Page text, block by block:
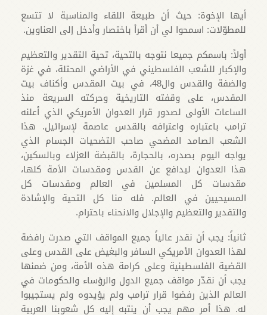
أيها الإخوة: حيث أن طبيعة اللقاء والمناسبة لا تتسع
للمطوّلات: اسمحوا لي أن أقرأ باختصار وأدخل إلى العناوين.
أولاً: باسمكم جميعا نتوجه بالتحية، تحية التقدير والتعظيم
والإكبار للشعب الفلسطيني في الأراضي المحتلة، في غزة
والضفة والقدس وال48، في بيت المقدس وأكناف بيت
المقدس، على وقفته التاريخية وحركته السريعة منذ
الساعات الأولى لصدور قرار العدوان الأمريكي الذي أعلنه
ترامب باعتباره واعترافه بالقدس عاصمة لإسرائيل. هذا
الشعب الصامد المضحي صاحب التضحيات الجسام الذي
يواجه اليوم بصدره، بالحجارة، بالقبضة العزلاء وبالسكين،
هذا العدوان ليدافع عن القدس ومقدسات الأمة كلها،
مقدسات كل المسلمين في العالم ومقدسات كل
المسيحيين في العالم. فله منا كل التحية والإشادة
والتقدير والتعظيم والإجلال والانحناء باحترام.
ثانياً: يجب أن نقدر عالياً جميع المواقف التي صدرت رافضة
لهذا العدوان الأمريكي السافر والبغيض على القدس وعلى
القضية الفلسطينية وعلى كرامة هذه الأمة، ومن ضمنها
يجب أن نقدّر مواقف جميع الدول والرؤساء والحكومات في
العالم الذين رفضوا قرار ترامب ولم يؤيدوه ولم يستجيبوا
له. هذا أمر مهم يجب أن ينتبه إليه كل شعوبنا العربية